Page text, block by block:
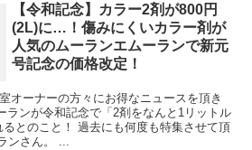
【令和記念】カラー2剤が800円
(2L)に…！傷みにくいカラー剤が
人気のムーランエムーランで新元
号記念の価格改定！
オーナーの方々にお得なニュースを頂き
ランが令和記念で「2剤をなんと1リットル
とのこと！ 過去にも何度も特集させて頂
ンさん。 ...